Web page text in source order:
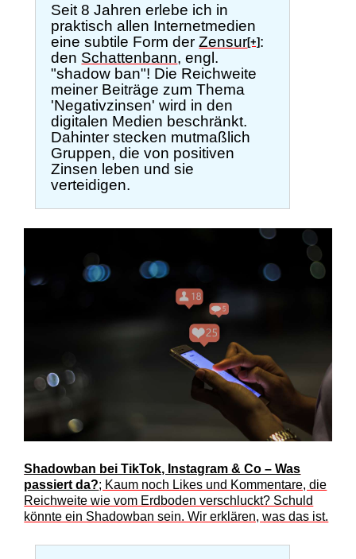
Seit 8 Jahren erlebe ich in
praktisch allen Internetmedien
eine subtile Form derZensur[+] :
den Schattenbann, engl.
"shadow ban"! Die Reichweite
meiner Beiträge zum Thema
'Negativzinsen' wird in den
digitalen Medien beschränkt.
Dahinter stecken mutmaßlich
Gruppen, die von positiven
Zinsen leben und sie
verteidigen.
Shadowban bei TikTok, Instagram & Co – Was
passiert da?; Kaum noch Likes und Kommentare, die
Reichweite wie vom Erdboden verschluckt? Schuld
könnte ein Shadowban sein. Wir erklären, was das ist.